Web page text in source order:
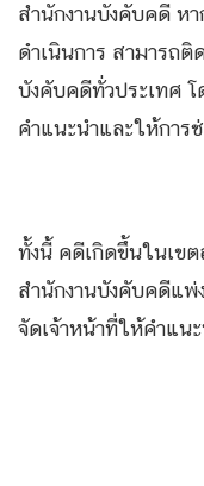
สำนักงานบังคับคดี ห
ดำเนินการ สามารถ
บังคับคดีทั่วประเทศ
คำแนะนำและให้การ
ทั้งนี้ คดีเกิดขึ้นในเข
สำนักงานบังคับคดีแ
จัดเจ้าหน้าที่ให้คำแน